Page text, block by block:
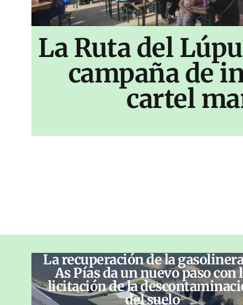
La Ruta del
campaña de
cartel
La recuperación de la
As Pías da un nuevo paso con
licitación de la
del suelo